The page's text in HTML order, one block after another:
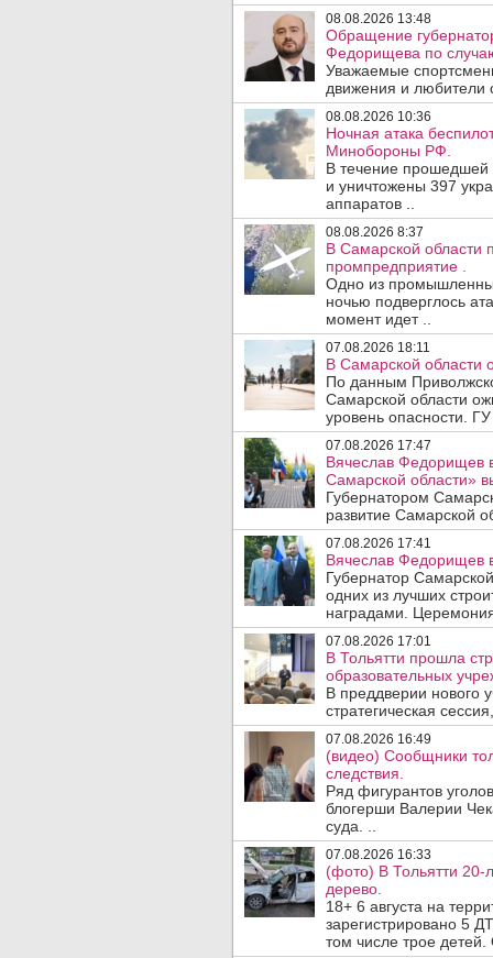
08.08.2026 13:48
Обращение
Федорищева по
Уважаемые
движения и любители
08.08.2026 10:36
Ночная атака
Минобороны РФ.
В течение
и уничтожены 397
аппаратов ..
08.08.2026 8:37
В Самарской области
промпредприятие .
Одно из
ночью подверглось
момент идет ..
07.08.2026 18:11
В Самарской области
По данным
Самарской области
уровень опасности.
07.08.2026 17:47
Вячеслав Федорищев
Самарской области»
Губернатором
развитие Самарской
07.08.2026 17:41
Вячеслав Федорищев
Губернатор
одних из лучших
наградами.
07.08.2026 17:01
В Тольятти прошла
образовательных
В преддверии нового
стратегическая
07.08.2026 16:49
(видео) Сообщники
следствия.
Ряд фигурантов
блогерши Валерии
суда. ..
07.08.2026 16:33
(фото) В Тольятти 20-
дерево.
18+ 6 августа на
зарегистрировано 5
том числе трое